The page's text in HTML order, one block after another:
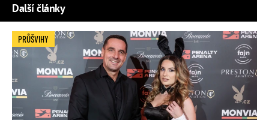
Další články
PRŮŠVIHY